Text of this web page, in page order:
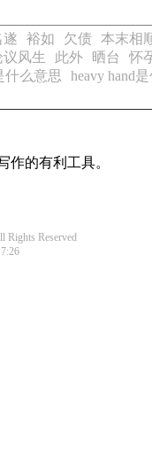
遂 裕如 欠债 本末相
议风生 此外 晒台 怀
什么意思 heavy hand
作的有利工具。
Rights Reserved